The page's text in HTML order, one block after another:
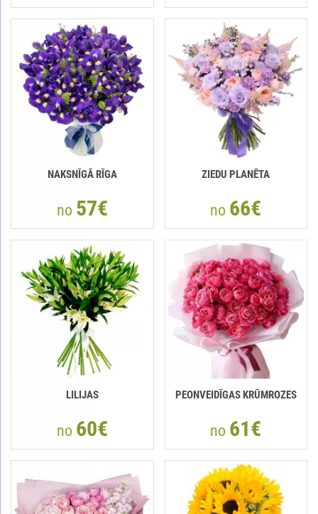
NAKSNĪGĀ RĪGA
no 57€
ZIEDU PLANĒTA
no 66€
LILIJAS
no 60€
PEONVEIDĪGAS KRŪMROZES
no 61€